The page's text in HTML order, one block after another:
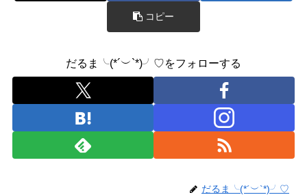
コピー
だるま╰(*´︶`*)╯♡をフォローする
だるま╰(*´︶`*)╯♡